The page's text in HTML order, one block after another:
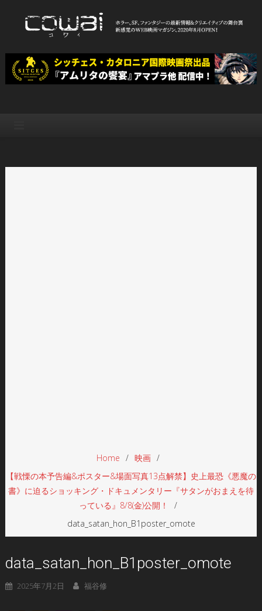
WEB映画マガジン「cowai コ
ワイ」
Home
映画
【戦慄の本予告編&ポスター&場面写真13点解禁】史上最恐《悪魔の
書》に迫るショッキング・ドキュメンタリー『サタンがおまえを待
っている』8/8(金)公開！
data_satan_hon_B1poster_omote
data_satan_hon_B1poster_omote
2025年7月2日 福谷修